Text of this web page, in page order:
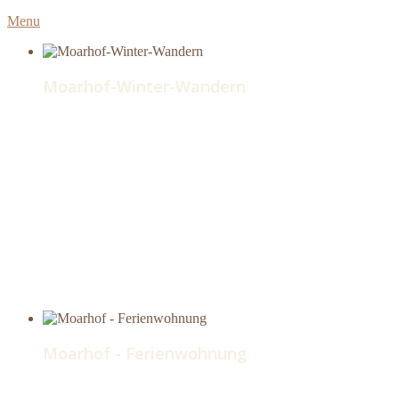
Menu
Moarhof-Winter-Wandern
Moarhof - Ferienwohnung